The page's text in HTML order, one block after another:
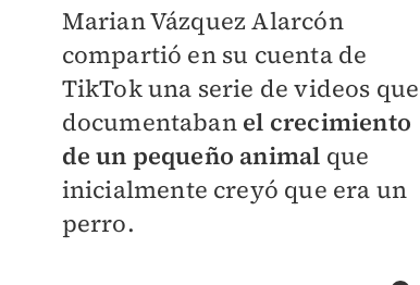
Marian Vázquez Alarcón
compartió en su cuenta de
TikTok una serie de videos que
documentabanel crecimiento
de un pequeño animal que
inicialmente creyó que era un
perro.